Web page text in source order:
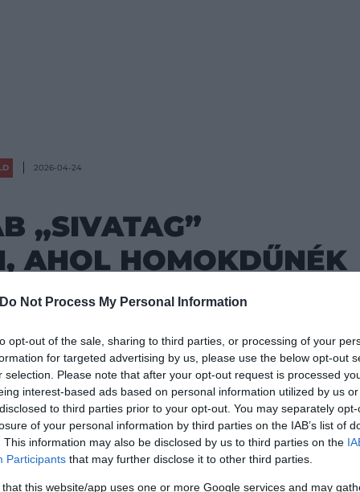
Do Not Process My Personal Information
opt-out of the sale, sharing to third parties, or processing of your
for targeted advertising by us, please use the below opt-out
selection. Please note that after your opt-out request is processed
interest-based ads based on personal information utilized by us
to third parties prior to your opt-out. You may separately
of your personal information by third parties on the IAB’s list of
This information may also be disclosed by us to third parties on the
Participants that may further disclose it to other third parties.
that this website/app uses one or more Google services and may
2026-04-24
„SIVATAG”
AHOL HOMOKDŰNÉK
olyan táj terül el, amely első
mint Közép-Európát. A „magyar
a Kiskunsági Nemzeti Park egyik
buckák és a száraz gyepek
teremtenek.